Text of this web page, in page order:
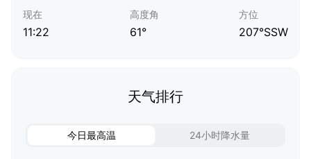
现在
11:22
高度角
61°
方位
207°SSW
天气排行
今日最高温 24小时降水量